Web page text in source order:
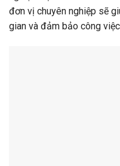
đơn vị chuyên nghiệp sẽ
gian và đảm bảo công